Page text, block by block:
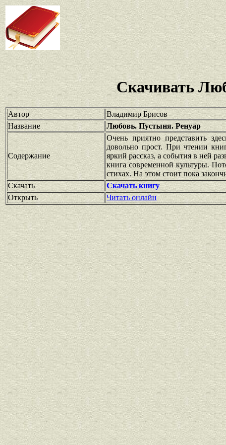
Скачивать
Автор
Владимир Брисов
Название
Любовь. Пустыня. Ренуар
Содержание
Очень приятно представить
довольно прост. При чтении
яркий рассказ, а события в ней
книга современной культуры.
стихах. На этом стоит пока
Скачать
Скачать книгу
Открыть
Читать онлайн